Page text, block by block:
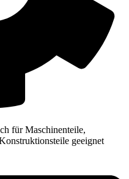
für Maschinenteile,
geeignet